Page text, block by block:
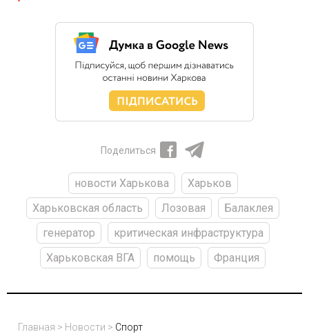
Поделиться
новости Харькова
Харьков
Харьковская область
Лозовая
Балаклея
генератор
критическая инфраструктура
Харьковская ВГА
помощь Франция
Главная > Новости > Спорт